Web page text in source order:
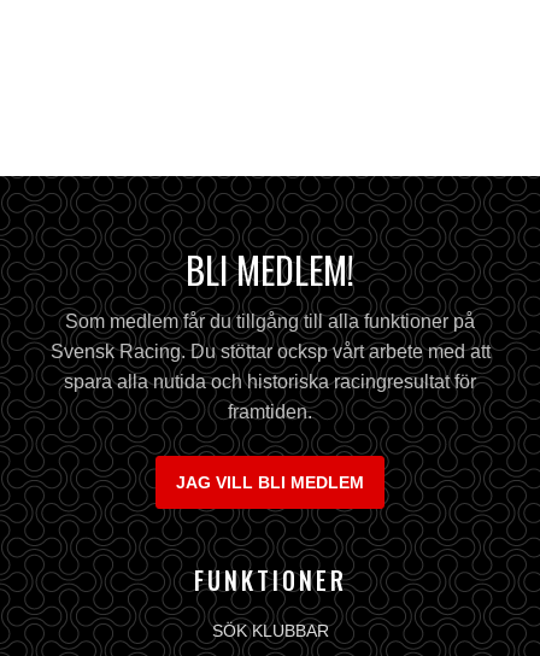
BLI MEDLEM!
Som medlem får du tillgång till alla funktioner på
Svensk Racing. Du stöttar ocksp vårt arbete med att
spara alla nutida och historiska racingresultat för
framtiden.
JAG VILL BLI MEDLEM
FUNKTIONER
SÖK KLUBBAR